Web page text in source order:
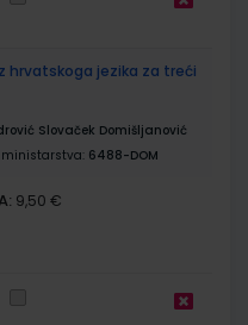
hrvatskoga jezika za treći
Slovaček Domišljanović
ministarstva: 6488-DOM
9,50 €